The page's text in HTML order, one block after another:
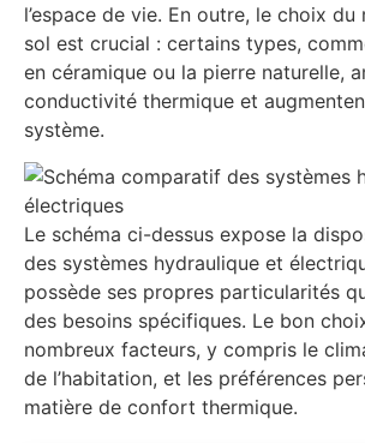
l’espace de vie. En outre, le choix
sol est crucial : certains types,
en céramique ou la pierre naturelle,
conductivité thermique et
système.
Le schéma ci-dessus expose la
des systèmes hydraulique et
possède ses propres particularités
des besoins spécifiques. Le bon
nombreux facteurs, y compris le
de l’habitation, et les préférences
matière de confort thermique.